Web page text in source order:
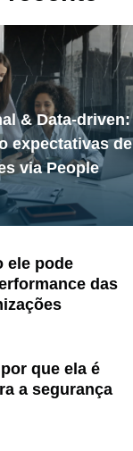
& Data-driven:
expectativas de
via People
ele pode
das
que ela é
a segurança